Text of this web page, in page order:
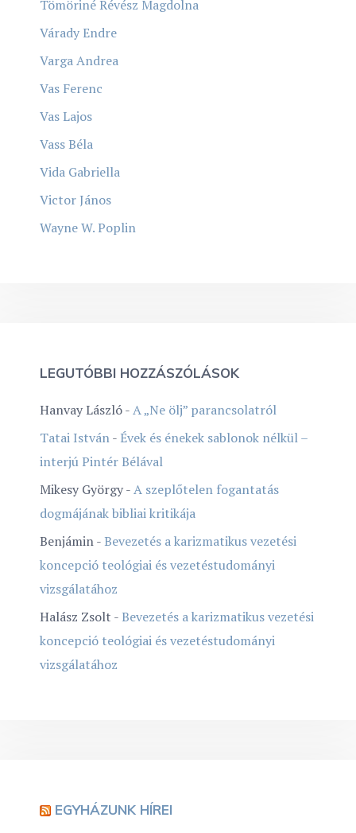
Tömöriné Révész Magdolna
Várady Endre
Varga Andrea
Vas Ferenc
Vas Lajos
Vass Béla
Vida Gabriella
Victor János
Wayne W. Poplin
LEGUTÓBBI HOZZÁSZÓLÁSOK
Hanvay László-A „Ne ölj” parancsolatról
Tatai István- Évek és énekek sablonok nélkül –
interjú Pintér Bélával
Mikesy György-A szeplőtelen fogantatás
dogmájának bibliai kritikája
Benjámin-Bevezetés a karizmatikus vezetési
koncepció teológiai és vezetéstudományi
vizsgálatához
Halász Zsolt -Bevezetés a karizmatikus vezetési
koncepció teológiai és vezetéstudományi
vizsgálatához
EGYHÁZUNK HÍREI